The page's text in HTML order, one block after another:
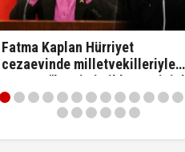
Fatma Kaplan Hürriyet
cezaevinde milletvekilleriyle
tartıştı: "'Beni siz ihbar ettiniz'
diyerek vekilleri kovdu..!"